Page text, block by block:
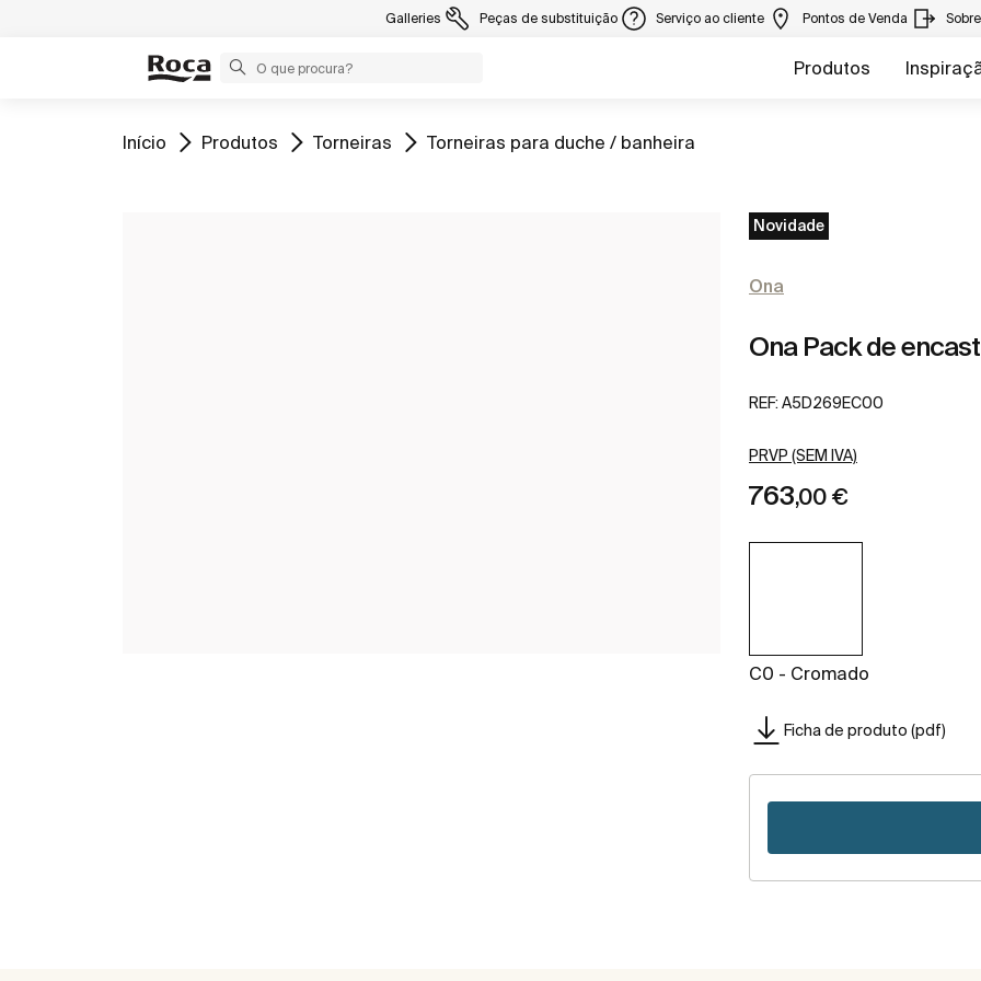
Galleries Peças de substituição Serviço ao cliente Pontos de Venda
Produtos
Ir para
Início Ir para
Produtos Ir para
Torneiras Ir para
Torneiras para duche / banheira
Novidade
Ona
Ona Pack de
REF: A5D269EC00
PRVP (SEM IVA)
763,00 €
C0 - Cromado
Ficha de produto (pdf)